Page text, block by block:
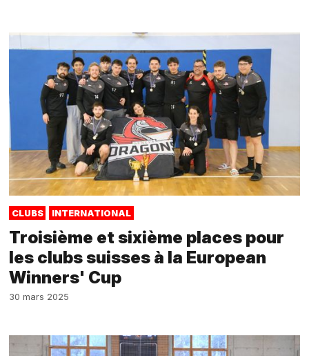
CLUBS INTERNATIONAL
Troisième et sixième places pour
les clubs suisses à la European
Winners' Cup
30 mars 2025